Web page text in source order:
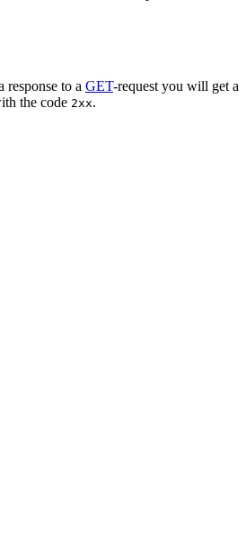
response to a GET-request you will get a
the code 2xx.